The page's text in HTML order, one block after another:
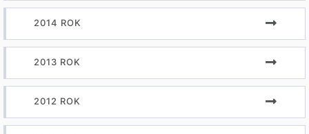
2014 ROK
2013 ROK
2012 ROK